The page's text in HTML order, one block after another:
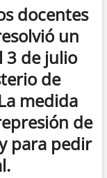
ú
docentes
un
3 de julio
de
medida
de
para pedir